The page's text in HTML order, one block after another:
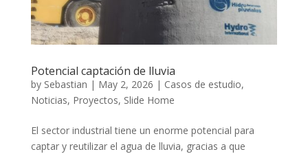
Potencial captación de lluvia
by Sebastian | May 2, 2026 | Casos de estudio,
Noticias, Proyectos, Slide Home
El sector industrial tiene un enorme potencial para
captar y reutilizar el agua de lluvia, gracias a que